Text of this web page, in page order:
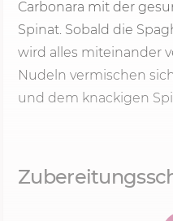
Carbonara mit der
Spinat. Sobald die
wird alles miteinander
Nudeln vermischen
und dem knackigen